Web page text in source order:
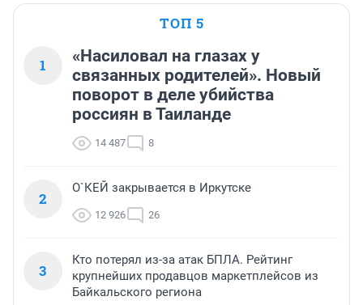
ТОП 5
1
«Насиловал на глазах у
связанных родителей». Новый
поворот в деле убийства
россиян в Таиланде
14 487 8
2
О`КЕЙ закрывается в Иркутске
12 926 26
3
Кто потерял из-за атак БПЛА. Рейтинг
крупнейших продавцов маркетплейсов из
Байкальского региона